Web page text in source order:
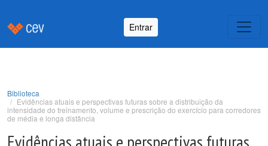
Entrar
Biblioteca
Evidências atuais e perspectivas futuras sobre a distribuição da
intensidade do treinamento, volume e prescrição do exercício para corredores
de média e longa distância